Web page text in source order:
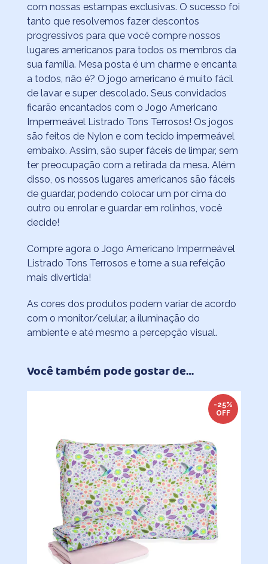
com nossas estampas exclusivas. O sucesso foi
tanto que resolvemos fazer descontos
progressivos para que você compre nossos
lugares americanos para todos os membros da
sua família. Mesa posta é um charme e encanta
a todos, não é? O jogo americano é muito fácil
de lavar e super descolado. Seus convidados
ficarão encantados com o Jogo Americano
Impermeável Listrado Tons Terrosos! Os jogos
são feitos de Nylon e com tecido impermeável
embaixo. Assim, são super fáceis de limpar, sem
ter preocupação com a retirada da mesa. Além
disso, os nossos lugares americanos são fáceis
de guardar, podendo colocar um por cima do
outro ou enrolar e guardar em rolinhos, você
decide!
Compre agora o Jogo Americano Impermeável
Listrado Tons Terrosos e torne a sua refeição
mais divertida!
As cores dos produtos podem variar de acordo
com o monitor/celular, a iluminação do
ambiente e até mesmo a percepção visual.
Você também pode gostar de…
-25%
OFF